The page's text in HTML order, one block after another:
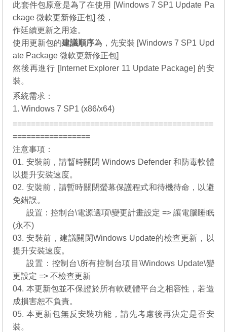
此套件包原意是為了在使用 [ Windows 7 SP1 Update Pa
ckage 微軟更新修正包 ] 後，
作廷續更新之用途。
使用更新包的建議順序為，先安裝 [Windows 7 SP1 Upd
ate Package 微軟更新修正包
然後再進行 [Internet Explorer 11 Update Package] 的安
裝。
系統需求：
1. Windows 7 SP1 (x86/x64)
============================================
=================
注意事項：
01. 安裝前，請暫時關閉 Windows Defender 和防毒軟體
以提升安裝速度。
02. 安裝前，請暫時關閉螢幕保護程式和待機待命，以避
免錯誤。
設置：控制台\電源選項\變更計畫設定 => 讓電腦睡眠
(永不)
03. 安裝前，建議關閉Windows Update的檢查更新，以
提升安裝速度。
設置：控制台\所有控制台項目\Windows Update\變
更設定 => 不檢查更新
04. 本更新包並不保證於所有軟硬體平台之相容性，若造
成損害恕不負責。
05. 本更新包無反安裝功能，請先考慮後再決定是否安
裝。